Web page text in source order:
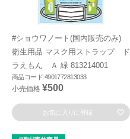
#ショウワノート(国内販売のみ)
衛生用品 マスク用ストラップ ド
ラえもん Ａ 緑 813214001
商品コード:4901772813033
小売価格 ¥500
お気に入りに登録